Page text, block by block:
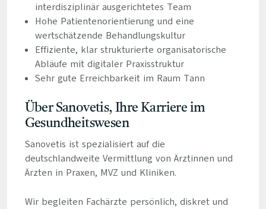
interdisziplinär ausgerichtetes Team
Hohe Patientenorientierung und eine
wertschätzende Behandlungskultur
Effiziente, klar strukturierte organisatorische
Abläufe mit digitaler Praxisstruktur
Sehr gute Erreichbarkeit im Raum Tann
Über Sanovetis, Ihre Karriere im
Gesundheitswesen
Sanovetis ist spezialisiert auf die
deutschlandweite Vermittlung von Ärztinnen und
Ärzten in Praxen, MVZ und Kliniken.
Wir begleiten Fachärzte persönlich, diskret und